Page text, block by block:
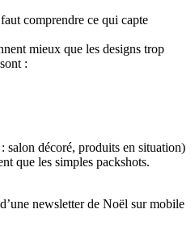
comprendre ce qui capte
mieux que les designs trop
:
salon décoré, produits en situation)
que les simples packshots.
newsletter de Noël sur mobile